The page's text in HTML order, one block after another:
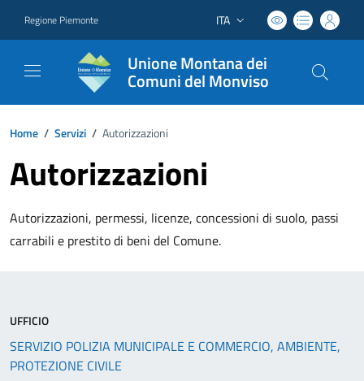
Regione Piemonte Lingua attiva:
ITA
Unione Montana dei
Comuni del Monviso
Home / Servizi / Autorizzazioni
Autorizzazioni
Autorizzazioni, permessi, licenze, concessioni di suolo, passi
carrabili e prestito di beni del Comune.
UFFICIO
SERVIZIO POLIZIA MUNICIPALE E COMMERCIO, AMBIENTE,
PROTEZIONE CIVILE